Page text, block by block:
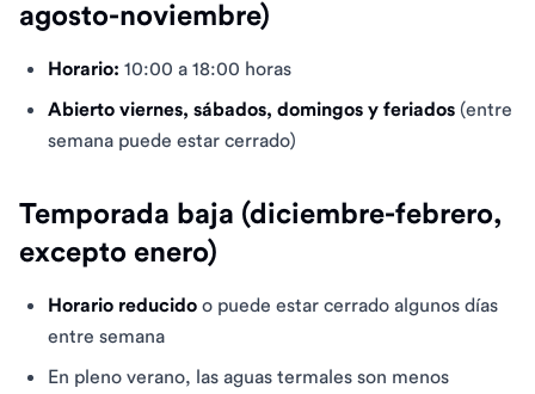
agosto-noviembre)
Horario: 10:00 a 18:00 horas
Abierto viernes, sábados, domingos y feriados (entre
semana puede estar cerrado)
Temporada baja (diciembre-febrero,
excepto enero)
Horario reducido o puede estar cerrado algunos días
entre semana
En pleno verano, las aguas termales son menos